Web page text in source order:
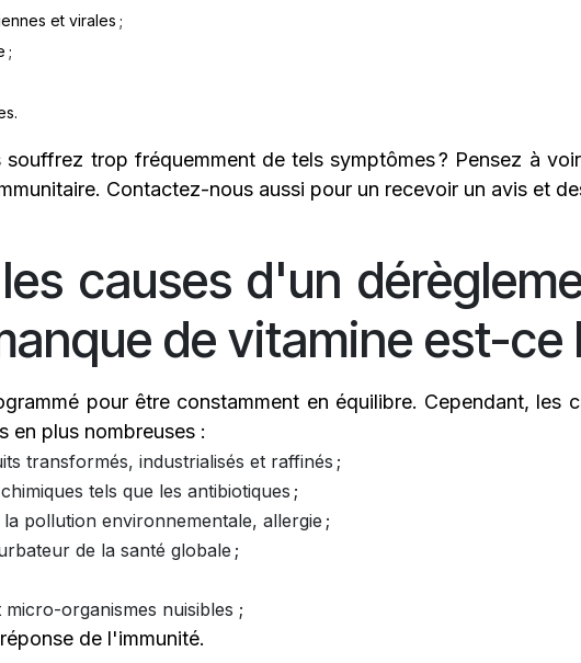
et virales ;
;
trop fréquemment de tels symptômes ? Pensez à
Contactez-nous aussi pour un recevoir un avis et
causes d'un
de vitamine est-ce
pour être constamment en équilibre. Cependant, les
en plus nombreuses :
transformés, industrialisés et raffinés ;
tels que les antibiotiques ;
pollution environnementale, allergie ;
de la santé globale ;
micro-organismes nuisibles ;
de l'immunité.